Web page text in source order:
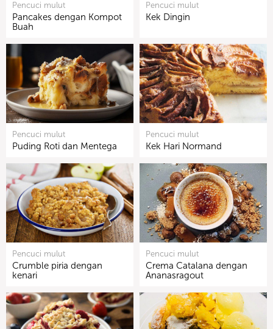
Pencuci mulut
Pancakes dengan Kompot
Buah
Pencuci mulut
Kek Dingin
Pencuci mulut
Puding Roti dan Mentega
Pencuci mulut
Kek Hari Normand
Pencuci mulut
Crumble piria dengan
kenari
Pencuci mulut
Crema Catalana dengan
Ananasragout